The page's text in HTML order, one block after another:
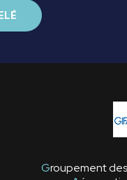
Groupement des